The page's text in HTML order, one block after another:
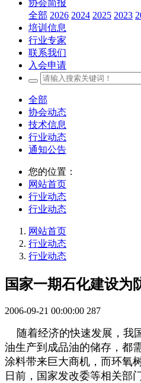
协会简报
全部 2026 2024 2025 2023
培训信息
行业专家
联系我们
入会申请
全部
协会动态
技术信息
行业动态
通知公告
您的位置：
网站首页
行业动态
行业动态
网站首页
行业动态
行业动态
国家一期石化建设为
2006-09-21 00:00:00 287
随着经济的快速发展，我
油生产到成品油的储存，都
涂料带来巨大商机，而环氧
日前，国家发改委等相关部